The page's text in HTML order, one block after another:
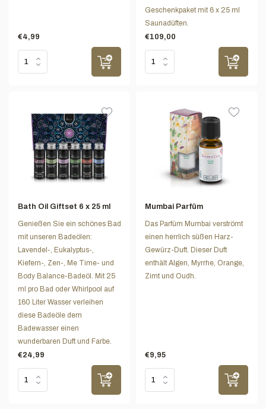
€4,99
Geschenkpaket mit 6 x 25 ml
Saunadüften.
€109,00
Bath Oil Giftset 6 x 25 ml
Genießen Sie ein schönes Bad
mit unseren Badeölen:
Lavendel-, Eukalyptus-,
Kiefern-, Zen-, Me Time- und
Body Balance-Badeöl. Mit 25
ml pro Bad oder Whirlpool auf
160 Liter Wasser verleihen
diese Badeöle dem
Badewasser einen
wunderbaren Duft und Farbe.
€24,99
Mumbai Parfüm
Das Parfüm Mumbai verströmt
einen herrlich süßen Harz-
Gewürz-Duft. Dieser Duft
enthält Algen, Myrrhe, Orange,
Zimt und Oudh.
€9,95